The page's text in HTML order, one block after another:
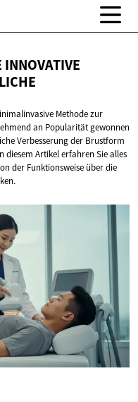
Methode zur
an Popularität gewonnen
Verbesserung der Brustform
diesem Artikel erfahren Sie alles
der Funktionsweise über die